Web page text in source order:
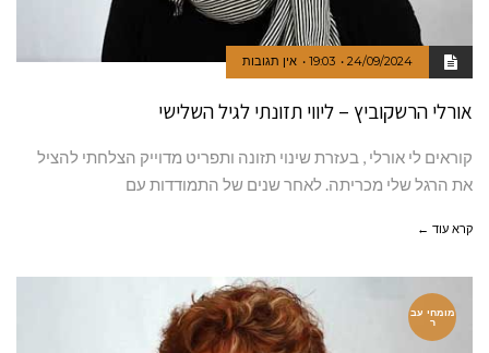
24/09/2024
19:03 אין תגובות
אורלי הרשקוביץ – ליווי תזונתי לגיל השלישי
קוראים לי אורלי , בעזרת שינוי תזונה ותפריט מדוייק הצלחתי להציל
את הרגל שלי מכריתה. לאחר שנים של התמודדות עם
קרא עוד ←
מומחי עב
ר